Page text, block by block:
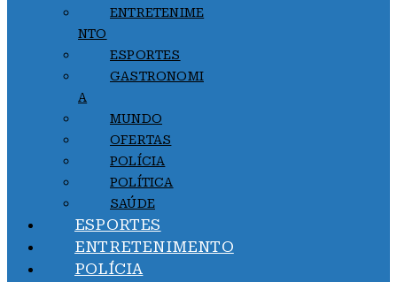
ENTRETENIME
NTO
ESPORTES
GASTRONOMI
A
MUNDO
OFERTAS
POLÍCIA
POLÍTICA
SAÚDE
ESPORTES
ENTRETENIMENTO
POLÍCIA